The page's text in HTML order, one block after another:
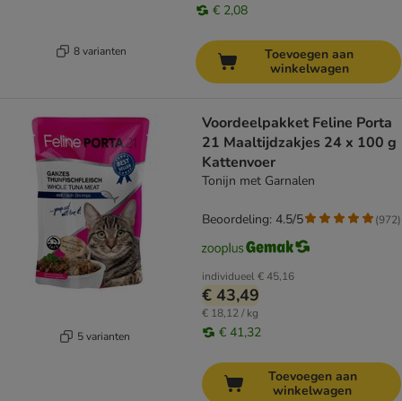
8 varianten
€ 2,08
Toevoegen aan
winkelwagen
5 varianten
Voordeelpakket Feline Porta
21 Maaltijdzakjes 24 x 100 g
Kattenvoer
Tonijn met Garnalen
individueel€ 45,16
€ 43,49
€ 18,12 / kg
€ 41,32
Beoordeling: 4.5/5 (972)
Toevoegen aan
winkelwagen